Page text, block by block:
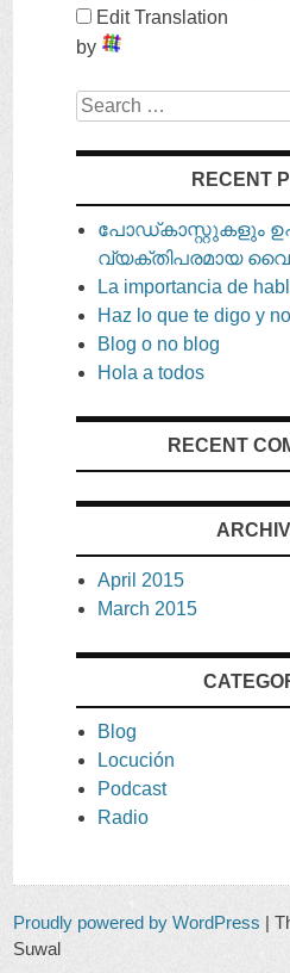
Edit Translation
by
Search
RECENT
പോഡ്കാസ്റ്റുകളും
വ്യക്തിപരമായ
La importancia de
Haz lo que te digo y
Blog o no blog
Hola a todos
RECENT
April 2015
March 2015
Blog
Locución
Podcast
Radio
Proudly powered by WordPress |
Suwal